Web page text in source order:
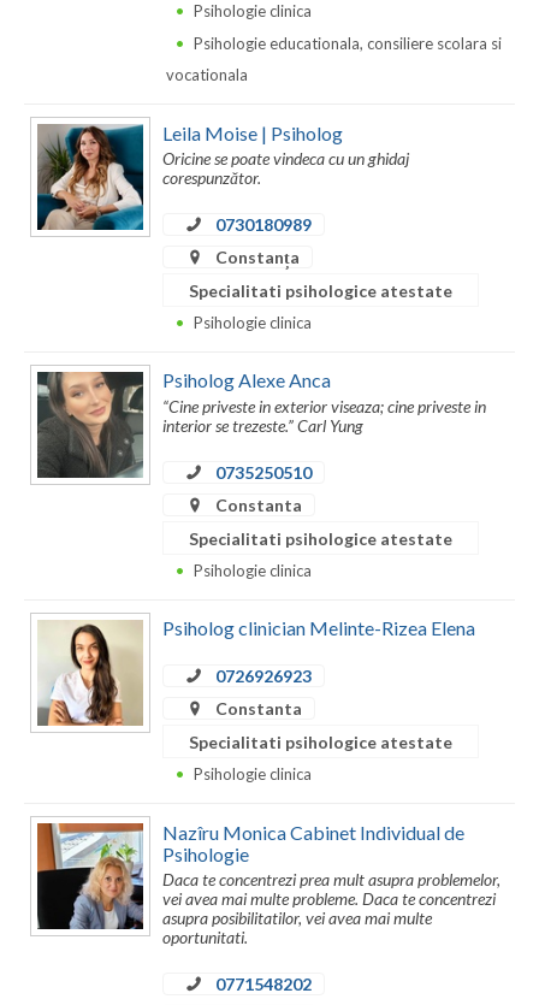
Sibiu
Suceava
Teleorman
Valcea
Vaslui
Vrancea
Psihologie clinica
Psihologie educationala, consiliere scolara si
vocationala
Leila Moise | Psiholog
Oricine se poate vindeca cu un ghidaj
corespunzător.
0730180989
Constanța
Specialitati psihologice atestate
Psihologie clinica
Psiholog Alexe Anca
“Cine priveste in exterior viseaza; cine priveste in
interior se trezeste.” Carl Yung
0735250510
Constanta
Specialitati psihologice atestate
Psihologie clinica
Psiholog clinician Melinte-Rizea Elena
0726926923
Constanta
Specialitati psihologice atestate
Psihologie clinica
Nazîru Monica Cabinet Individual de
Psihologie
Daca te concentrezi prea mult asupra problemelor,
vei avea mai multe probleme. Daca te concentrezi
asupra posibilitatilor, vei avea mai multe
oportunitati.
0771548202